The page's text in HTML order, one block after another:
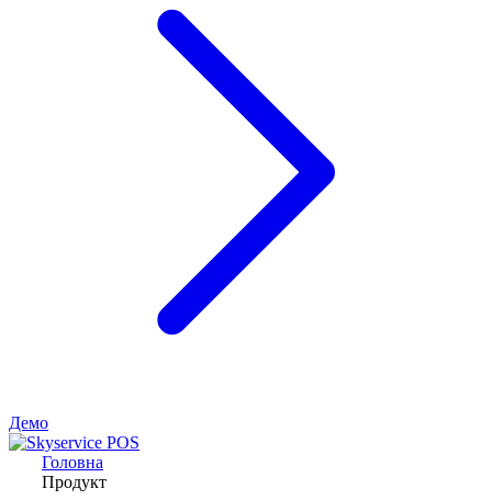
Демо
Головна
Продукт